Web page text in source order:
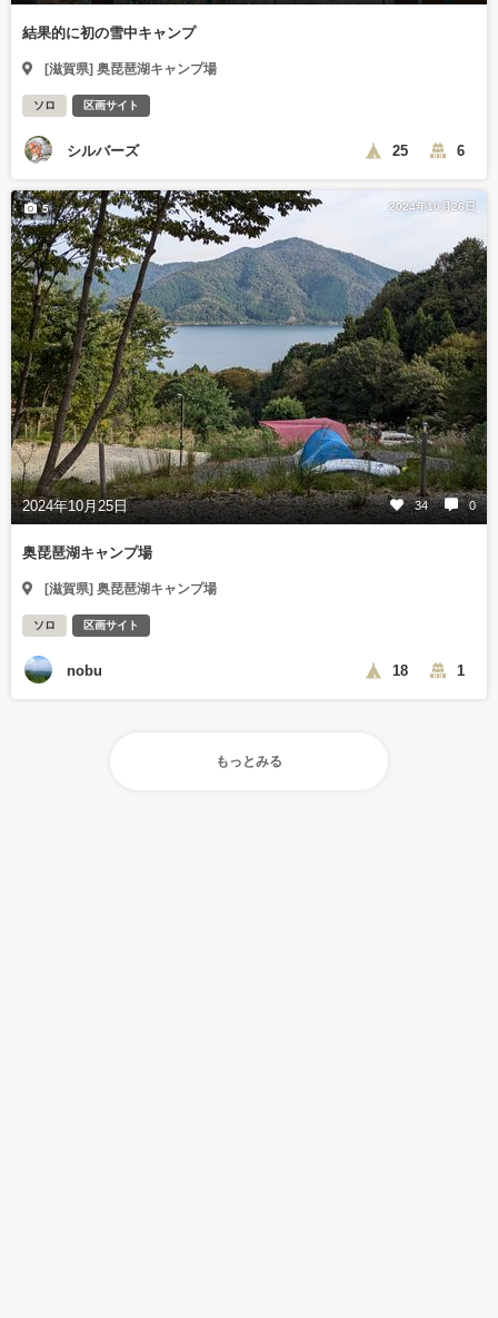
結果的に初の雪中キャンプ
[滋賀県] 奥琵琶湖キャンプ場
ソロ 区画サイト
シルバーズ 25 6
2024年10月26日
2024年10月25日 34 0
5
奥琵琶湖キャンプ場
[滋賀県] 奥琵琶湖キャンプ場
ソロ 区画サイト
nobu 18 1
もっとみる